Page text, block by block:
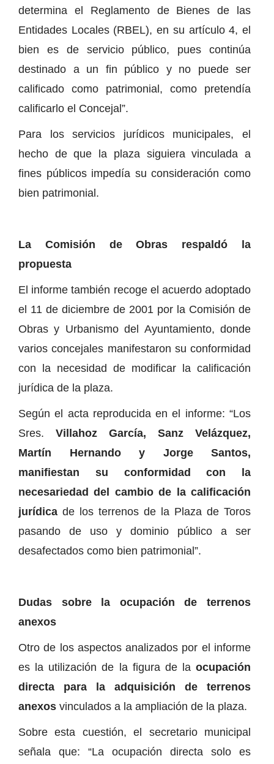
determina el Reglamento de Bienes de las
Entidades Locales (RBEL), en su artículo 4, el
bien es de servicio público, pues continúa
destinado a un fin público y no puede ser
calificado como patrimonial, como pretendía
calificarlo el Concejal”.
Para los servicios jurídicos municipales, el
hecho de que la plaza siguiera vinculada a
fines públicos impedía su consideración como
bien patrimonial.
La Comisión de Obras respaldó la
propuesta
El informe también recoge el acuerdo adoptado
el 11 de diciembre de 2001 por la Comisión de
Obras y Urbanismo del Ayuntamiento, donde
varios concejales manifestaron su conformidad
con la necesidad de modificar la calificación
jurídica de la plaza.
Según el acta reproducida en el informe: “Los
Sres. Villahoz García, Sanz Velázquez,
Martín Hernando y Jorge Santos,
manifiestan su conformidad con la
necesariedad del cambio de la calificación
jurídica de los terrenos de la Plaza de Toros
pasando de uso y dominio público a ser
desafectados como bien patrimonial”.
Dudas sobre la ocupación de terrenos
anexos
Otro de los aspectos analizados por el informe
es la utilización de la figura de la ocupación
directa para la adquisición de terrenos
anexos vinculados a la ampliación de la plaza.
Sobre esta cuestión, el secretario municipal
señala que: “La ocupación directa solo es